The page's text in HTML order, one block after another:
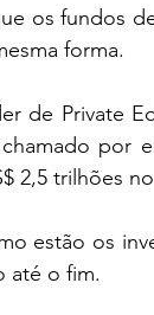
os fundos
forma.
de Private
por
2,5 trilhões
estão os
até o fim.